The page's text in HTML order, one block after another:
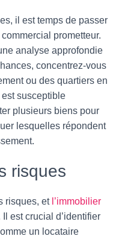
il est temps de passer
prometteur.
analyse approfondie
concentrez-vous
ou des quartiers en
susceptible
plusieurs biens pour
lesquelles répondent
risques
risques, et l’immobilier
est crucial d’identifier
un locataire